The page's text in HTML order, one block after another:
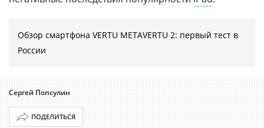
Обзор смартфона VERTU METAVERTU 2: первый тест в
России
Сергей Попсулин
ПОДЕЛИТЬСЯ